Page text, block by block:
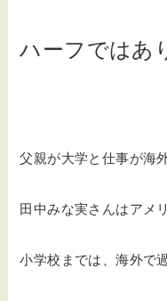
ハーフではあ
父親が大学と仕事が海
田中みな実さんはアメ
小学校までは、海外で